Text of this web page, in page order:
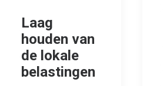
Laag
houden van
de lokale
belastingen